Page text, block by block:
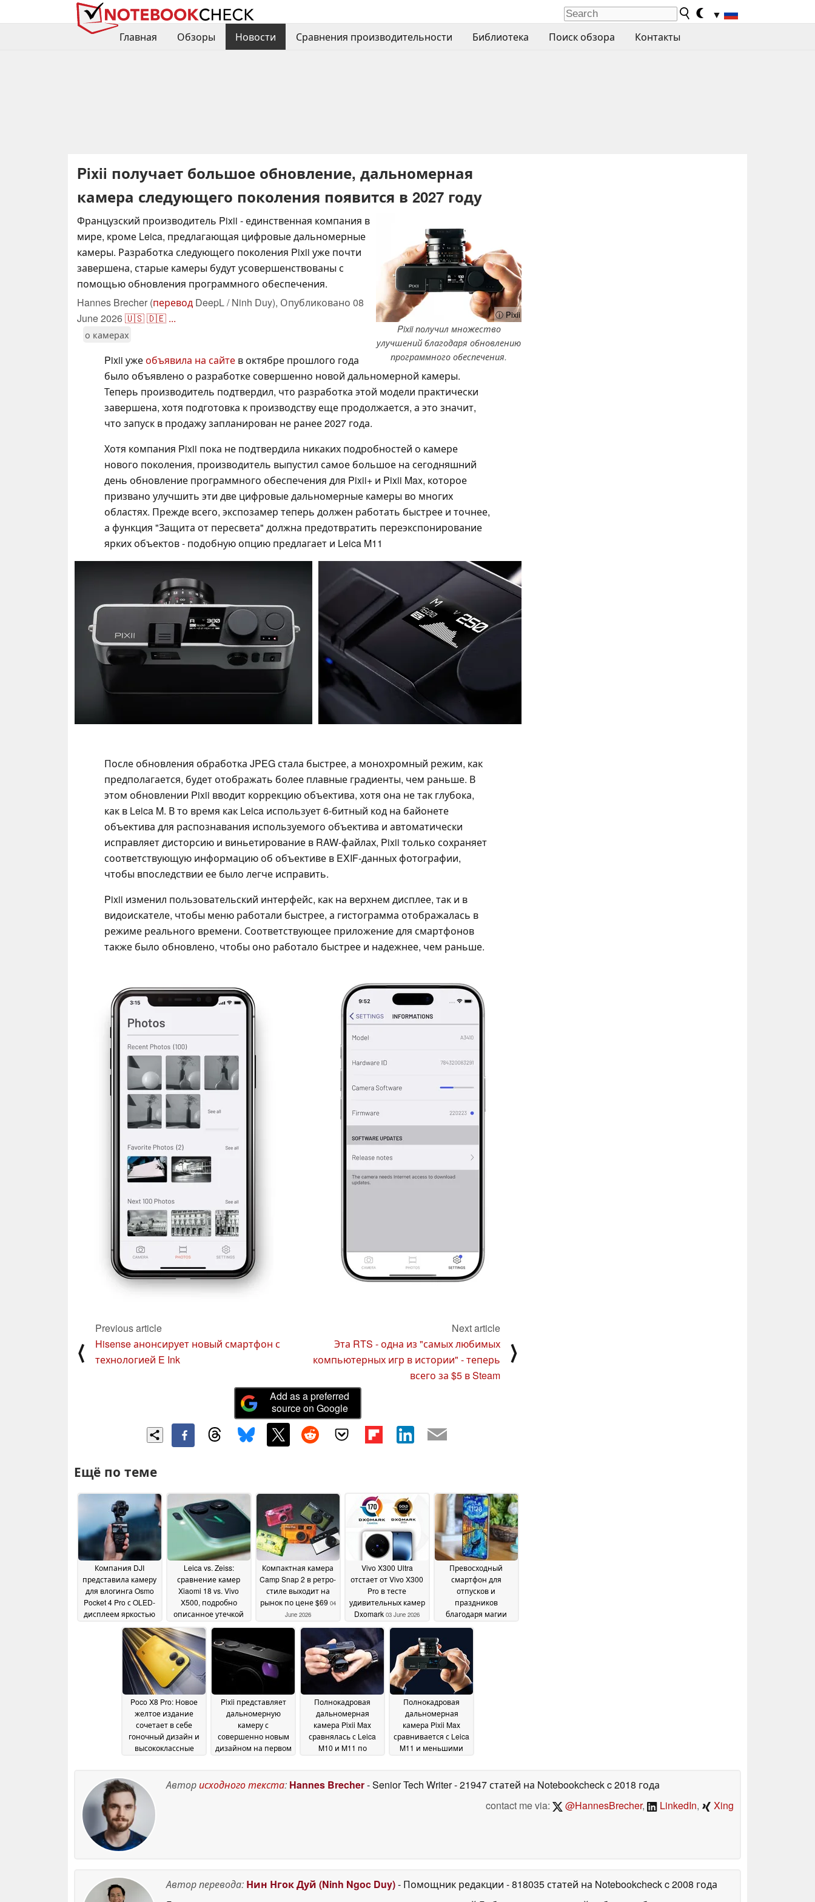
▼
Главная
Обзоры Новости Сравнения производительности Библиотека Поиск обзора Контакты
Pixii получает большое обновление, дальномерная
камера следующего поколения появится в 2027 году
ⓘ Pixii
Pixii получил множество
улучшений благодаря обновлению
программного обеспечения.
Французский производитель Pixii - единственная компания в
мире, кроме Leica, предлагающая цифровые дальномерные
камеры. Разработка следующего поколения Pixii уже почти
завершена, старые камеры будут усовершенствованы с
помощью обновления программного обеспечения.
Hannes Brecher (перевод DeepL / Ninh Duy), Опубликовано 08
June 2026🇺🇸🇩🇪 ...
о камерах
Pixii ужеобъявила на сайте в октябре прошлого года
было объявлено о разработке совершенно новой дальномерной камеры.
Теперь производитель подтвердил, что разработка этой модели практически
завершена, хотя подготовка к производству еще продолжается, а это значит,
что запуск в продажу запланирован не ранее 2027 года.
Хотя компания Pixii пока не подтвердила никаких подробностей о камере
нового поколения, производитель выпустил самое большое на сегодняшний
день обновление программного обеспечения для Pixii+ и Pixii Max, которое
призвано улучшить эти две цифровые дальномерные камеры во многих
областях. Прежде всего, экспозамер теперь должен работать быстрее и точнее,
а функция "Защита от пересвета" должна предотвратить переэкспонирование
ярких объектов - подобную опцию предлагает и Leica M11
После обновления обработка JPEG стала быстрее, а монохромный режим, как
предполагается, будет отображать более плавные градиенты, чем раньше. В
этом обновлении Pixii вводит коррекцию объектива, хотя она не так глубока,
как в Leica M. В то время как Leica использует 6-битный код на байонете
объектива для распознавания используемого объектива и автоматически
исправляет дисторсию и виньетирование в RAW-файлах, Pixii только сохраняет
соответствующую информацию об объективе в EXIF-данных фотографии,
чтобы впоследствии ее было легче исправить.
Pixii изменил пользовательский интерфейс, как на верхнем дисплее, так и в
видоискателе, чтобы меню работали быстрее, а гистограмма отображалась в
режиме реального времени. Соответствующее приложение для смартфонов
также было обновлено, чтобы оно работало быстрее и надежнее, чем раньше.
⟨
Previous article
Hisense анонсирует новый смартфон с
технологией E Ink
Next article
Эта RTS - одна из "самых любимых
компьютерных игр в истории" - теперь
всего за $5 в Steam
⟩
Add as a preferred
source on Google
Ещё по теме
Компания DJI
представила камеру
для влогинга Osmo
Pocket 4 Pro с OLED-
дисплеем яркостью
объективом с 3-
кратным зумом
June 2026
Leica vs. Zeiss:
сравнение камер
Xiaomi 18 vs. Vivo
X500, подробно
описанное утечкой
05 June 2026
Компактная камера
Camp Snap 2 в ретро-
стиле выходит на
рынок по цене $69 04
June 2026
Vivo X300 Ultra
отстает от Vivo X300
Pro в тесте
удивительных камер
Dxomark 03 June 2026
Превосходный
смартфон для
отпусков и
праздников
благодаря магии
только не для пляжа
30 May 2026
Poco X8 Pro: Новое
желтое издание
сочетает в себе
гоночный дизайн и
высококлассные
Pixii представляет
дальномерную
камеру с
совершенно новым
дизайном на первом
October 2025
Полнокадровая
дальномерная
камера Pixii Max
сравнялась с Leica
M10 и M11 по
April 2025
Полнокадровая
дальномерная
камера Pixii Max
сравнивается с Leica
M11 и меньшими
2024
Авторисходного текста: Hannes Brecher- Senior Tech Writer- 21947 статей на Notebookcheckc 2018 года
contact me via:
@HannesBrecher, LinkedIn, Xing
Автор перевода: Нин Нгок Дуй (Ninh Ngoc Duy)- Помощник редакции - 818035 статей на Notebookcheckc 2008 года